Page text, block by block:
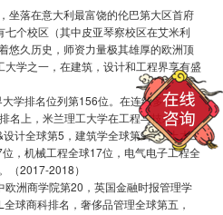
坐落在意大利最富饶的伦巴第大区首府
个校区（其中皮亚琴察校区在艾米利
悠久历史，师资力量极其雄厚的欧洲顶
学之一，在建筑，设计和工程界享有盛
学排名位列第156位。在连续多年及最
名上，米兰理工大学在工程与技术领域
计全球第5，建筑学全球第9位，土木工
，机械工程全球17位，电气电子工程全
（2017-2018）
欧洲商学院第20，英国金融时报管理学
球商科排名，奢侈品管理全球第五，